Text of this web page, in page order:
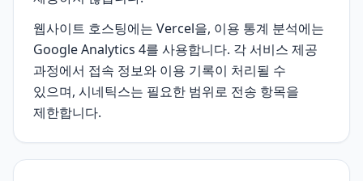
웹사이트 호스팅에는 Vercel을, 이용 통계 분석에는
Google Analytics 4를 사용합니다. 각 서비스 제공
과정에서 접속 정보와 이용 기록이 처리될 수
있으며, 시네틱스는 필요한 범위로 전송 항목을
제한합니다.